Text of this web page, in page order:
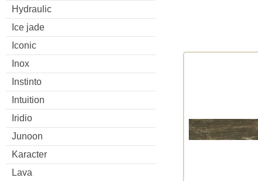
Hydraulic
Ice jade
Iconic
Inox
Instinto
Intuition
Iridio
Junoon
Karacter
Lava